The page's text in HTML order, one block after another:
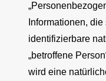
Informationen,
identifizierbare
„betroffene
wird eine